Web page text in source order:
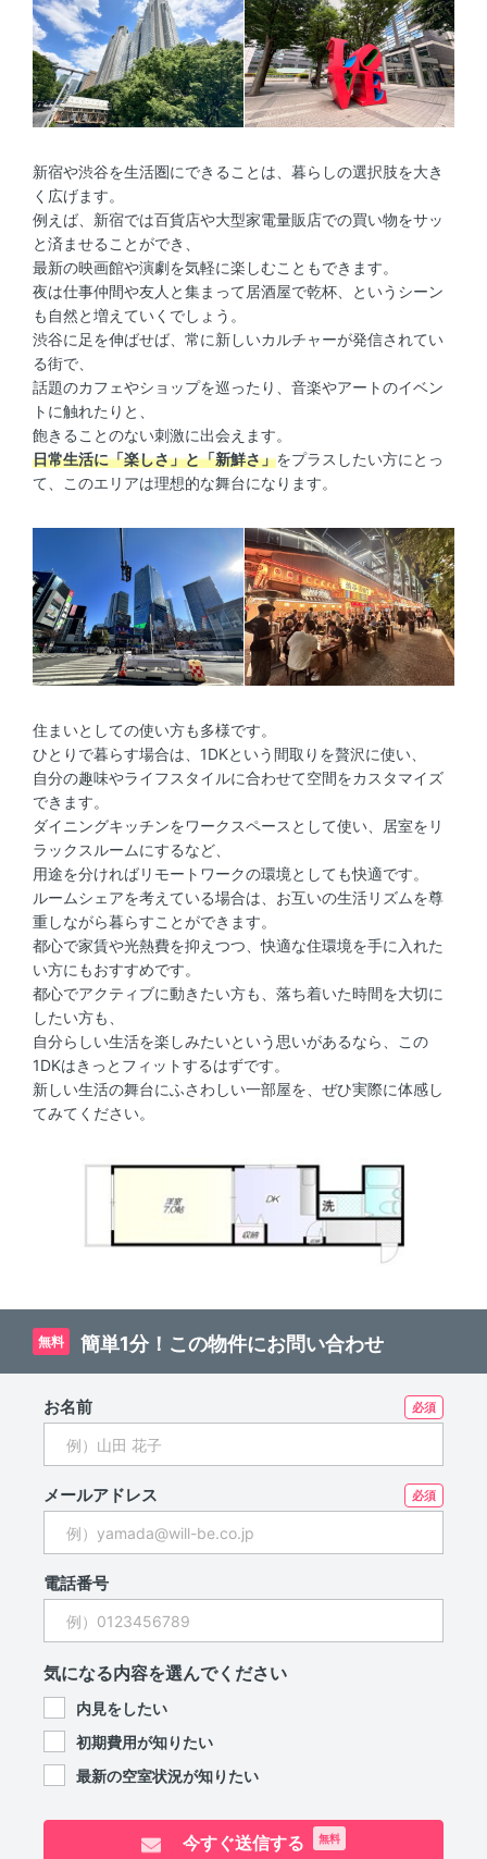
新宿や渋谷を生活圏にできることは、暮らしの選択肢を大き
く広げます。
例えば、新宿では百貨店や大型家電量販店での買い物をサッ
と済ませることができ、
最新の映画館や演劇を気軽に楽しむこともできます。
夜は仕事仲間や友人と集まって居酒屋で乾杯、というシーン
も自然と増えていくでしょう。
渋谷に足を伸ばせば、常に新しいカルチャーが発信されてい
る街で、
話題のカフェやショップを巡ったり、音楽やアートのイベン
トに触れたりと、
飽きることのない刺激に出会えます。
日常生活に「楽しさ」と「新鮮さ」をプラスしたい方にとっ
て、このエリアは理想的な舞台になります。
住まいとしての使い方も多様です。
ひとりで暮らす場合は、1DKという間取りを贅沢に使い、
自分の趣味やライフスタイルに合わせて空間をカスタマイズ
できます。
ダイニングキッチンをワークスペースとして使い、居室をリ
ラックスルームにするなど、
用途を分ければリモートワークの環境としても快適です。
ルームシェアを考えている場合は、お互いの生活リズムを尊
重しながら暮らすことができます。
都心で家賃や光熱費を抑えつつ、快適な住環境を手に入れた
い方にもおすすめです。
都心でアクティブに動きたい方も、落ち着いた時間を大切に
したい方も、
自分らしい生活を楽しみたいという思いがあるなら、この
1DKはきっとフィットするはずです。
新しい生活の舞台にふさわしい一部屋を、ぜひ実際に体感し
てみてください。
無料 簡単1分！この物件にお問い合わせ
お名前
メールアドレス
電話番号
気になる内容を選んでください
内見をしたい
初期費用が知りたい
最新の空室状況が知りたい
今すぐ送信する 無料